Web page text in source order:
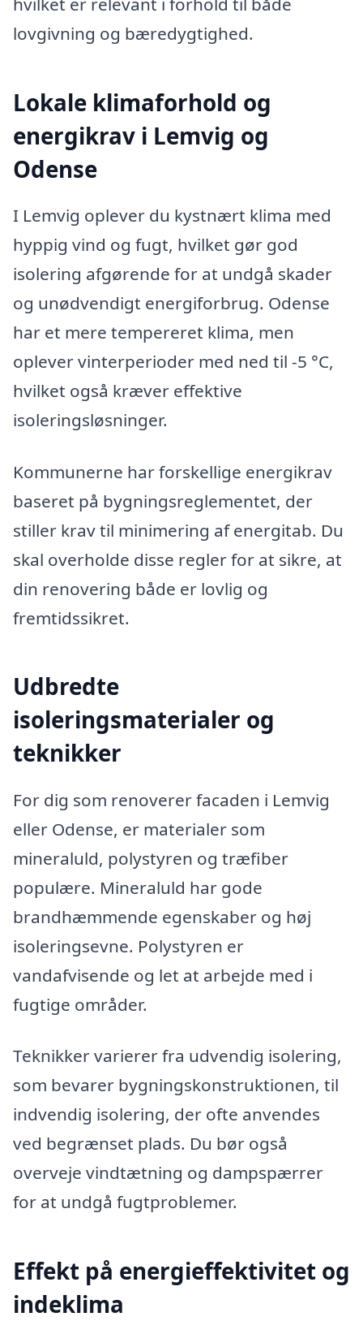
lovgivning og bæredygtighed.
Lokale klimaforhold og
energikrav i Lemvig og
Odense
I Lemvig oplever du kystnært klima med
hyppig vind og fugt, hvilket gør god
isolering afgørende for at undgå skader
og unødvendigt energiforbrug. Odense
har et mere tempereret klima, men
oplever vinterperioder med ned til -5 °C,
hvilket også kræver effektive
isoleringsløsninger.
Kommunerne har forskellige energikrav
baseret på bygningsreglementet, der
stiller krav til minimering af energitab. Du
skal overholde disse regler for at sikre, at
din renovering både er lovlig og
fremtidssikret.
Udbredte
isoleringsmaterialer og
teknikker
For dig som renoverer facaden i Lemvig
eller Odense, er materialer som
mineraluld, polystyren og træfiber
populære. Mineraluld har gode
brandhæmmende egenskaber og høj
isoleringsevne. Polystyren er
vandafvisende og let at arbejde med i
fugtige områder.
Teknikker varierer fra udvendig isolering,
som bevarer bygningskonstruktionen, til
indvendig isolering, der ofte anvendes
ved begrænset plads. Du bør også
overveje vindtætning og dampspærrer
for at undgå fugtproblemer.
Effekt på energieffektivitet og
indeklima